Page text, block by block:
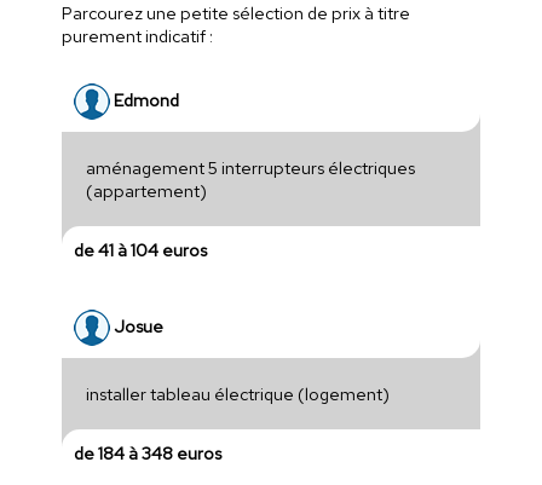
Parcourez une petite sélection de prix à titre
purement indicatif :
Edmond
aménagement 5 interrupteurs électriques
(appartement)
de 41 à 104 euros
Josue
installer tableau électrique (logement)
de 184 à 348 euros